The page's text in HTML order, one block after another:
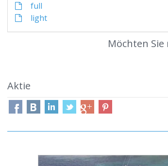
full
light
Möchten
Aktie